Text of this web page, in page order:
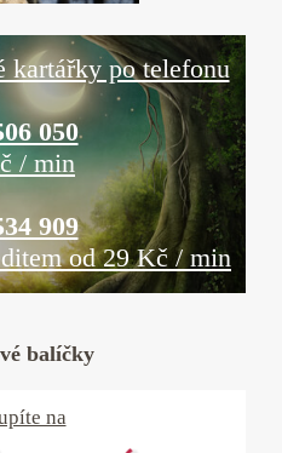
kartářky po telefonu
050
/ min
909
od 29 Kč / min
balíčky
na